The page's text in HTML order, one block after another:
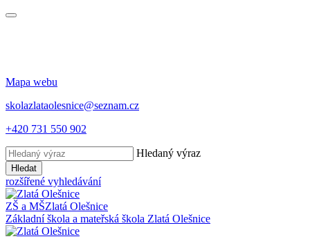
Mapa webu
skolazlataolesnice@seznam.cz
+420 731 550 902
Hledaný výraz
Hledat
rozšířené vyhledávání
ZŠ a MŠZlatá Olešnice
Základní škola a mateřská škola Zlatá Olešnice